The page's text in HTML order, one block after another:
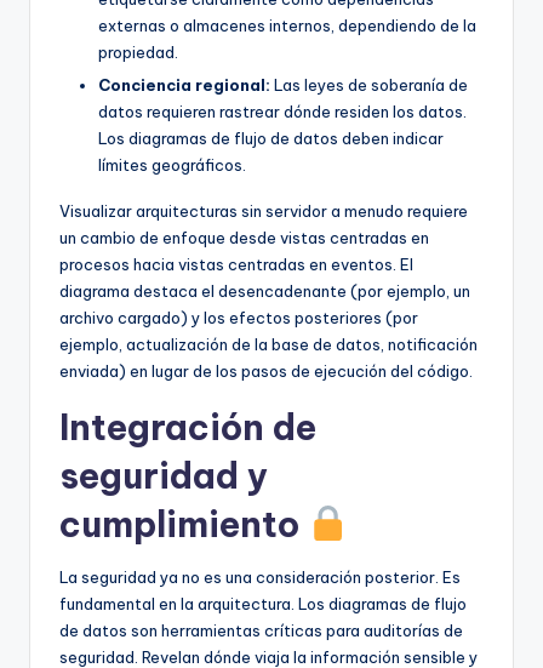
externas o almacenes internos, dependiendo de la
propiedad.
Conciencia regional: Las leyes de soberanía de
datos requieren rastrear dónde residen los datos.
Los diagramas de flujo de datos deben indicar
límites geográficos.
Visualizar arquitecturas sin servidor a menudo requiere
un cambio de enfoque desde vistas centradas en
procesos hacia vistas centradas en eventos. El
diagrama destaca el desencadenante (por ejemplo, un
archivo cargado) y los efectos posteriores (por
ejemplo, actualización de la base de datos, notificación
enviada) en lugar de los pasos de ejecución del código.
Integración de
seguridad y
cumplimiento
La seguridad ya no es una consideración posterior. Es
fundamental en la arquitectura. Los diagramas de flujo
de datos son herramientas críticas para auditorías de
seguridad. Revelan dónde viaja la información sensible y